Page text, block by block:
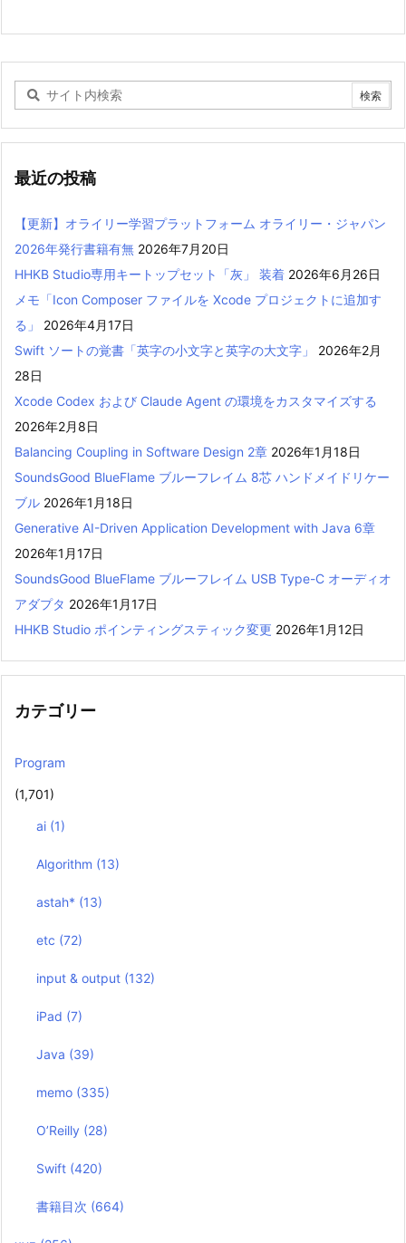
最近の投稿
【更新】オライリー学習プラットフォーム オライリー・ジャパン
2026年発行書籍有無 2026年7月20日
HHKB Studio専用キートップセット「灰」 装着 2026年6月26日
メモ「Icon Composer ファイルを Xcode プロジェクトに追加す
る」
2026年4月17日
Swift ソートの覚書「英字の小文字と英字の大文字」
2026年2月
28日
Xcode Codex および Claude Agent の環境をカスタマイズする
2026年2月8日
Balancing Coupling in Software Design 2章 2026年1月18日
SoundsGood BlueFlame ブルーフレイム 8芯 ハンドメイドリケー
ブル 2026年1月18日
Generative AI-Driven Application Development with Java 6章
2026年1月17日
SoundsGood BlueFlame ブルーフレイム USB Type-C オーディオ
アダプタ 2026年1月17日
HHKB Studio ポインティングスティック変更 2026年1月12日
カテゴリー
Program
(1,701)
ai (1)
Algorithm (13)
astah* (13)
etc (72)
input & output (132)
iPad (7)
Java (39)
memo (335)
O’Reilly (28)
Swift (420)
書籍目次 (664)